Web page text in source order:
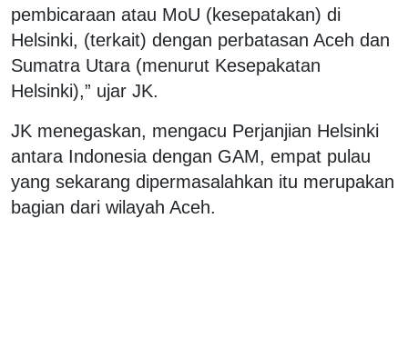
pembicaraan atau MoU (kesepatakan) di
Helsinki, (terkait) dengan perbatasan Aceh dan
Sumatra Utara (menurut Kesepakatan
Helsinki),” ujar JK.
JK menegaskan, mengacu Perjanjian Helsinki
antara Indonesia dengan GAM, empat pulau
yang sekarang dipermasalahkan itu merupakan
bagian dari wilayah Aceh.